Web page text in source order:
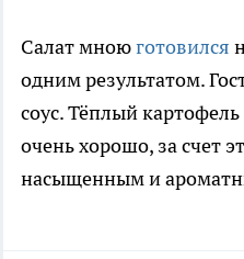
Салат мноюготовился
одним результатом.
соус. Тёплый
очень хорошо, за счет
насыщенным и